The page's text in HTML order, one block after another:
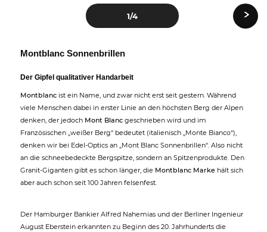
1/4 ›
Montblanc Sonnenbrillen
Der Gipfel qualitativer Handarbeit
Montblanc ist ein Name, und zwar nicht erst seit gestern. Während
viele Menschen dabei in erster Linie an den höchsten Berg der Alpen
denken, der jedoch Mont Blanc geschrieben wird und im
Französischen „weißer Berg“ bedeutet (italienisch „Monte Bianco“),
denken wir bei Edel-Optics an „Mont Blanc Sonnenbrillen“. Also nicht
an die schneebedeckte Bergspitze, sondern an Spitzenprodukte. Den
Granit-Giganten gibt es schon länger, die Montblanc Marke hält sich
aber auch schon seit 100 Jahren felsenfest.
Der Hamburger Bankier Alfred Nahemias und der Berliner Ingenieur
August Eberstein erkannten zu Beginn des 20. Jahrhunderts die